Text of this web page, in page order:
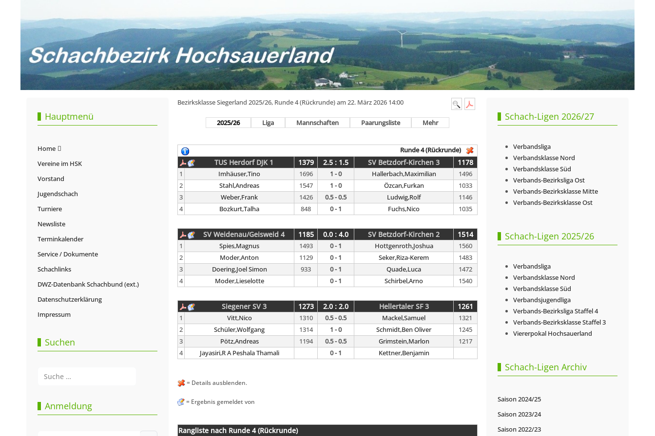
Hauptmenü
Home
Vereine im HSK
Vorstand
Jugendschach
Turniere
Newsliste
Terminkalender
Service / Dokumente
Schachlinks
DWZ-Datenbank Schachbund (ext.)
Datenschutzerklärung
Impressum
Suchen
Anmeldung
Bezirksklasse Siegerland 2025/26, Runde 4 (Rückrunde) am 22. März 2026 14:00
2025/26 Liga Mannschaften Paarungsliste Mehr
Runde 4 (Rückrunde)
TUS Herdorf DJK 1 1379 2.5 : 1.5 SV Betzdorf-Kirchen 3 1178
1 Imhäuser,Tino 1696 1 - 0 Hallerbach,Maximilian
1496
2
Stahl,Andreas 1547 1 - 0 Özcan,Furkan
1033
3
Weber,Frank 1426 0.5 - 0.5 Ludwig,Rolf
1146
4
Bozkurt,Talha 848 0 - 1 Fuchs,Nico 1035
SV Weidenau/Geisweid 4 1185 0.0 : 4.0 SV Betzdorf-Kirchen 2 1514
1 Spies,Magnus 1493 0 - 1 Hottgenroth,Joshua
1560
2
Moder,Anton 1129 0 - 1 Seker,Riza-Kerem
1483
3
Doering,Joel Simon 933 0 - 1 Quade,Luca
1472
4
Moder,Lieselotte 0 - 1 Schirbel,Arno 1540
Siegener SV 3 1273 2.0 : 2.0 Hellertaler SF 3 1261
1 Vitt,Nico 1310 0.5 - 0.5 Mackel,Samuel
1321
2
Schüler,Wolfgang 1314 1 - 0 Schmidt,Ben Oliver
1245
3
Pötz,Andreas 1194 0.5 - 0.5 Grimstein,Marlon
1217
4
Jayasiri,R A Peshala Thamali 0 - 1 Kettner,Benjamin
= Details ausblenden.
= Ergebnis gemeldet von
Rangliste nach Runde 4 (Rückrunde)
Schach-Ligen 2026/27
Verbandsliga
Verbandsklasse Nord
Verbandsklasse Süd
Verbands-Bezirksliga Ost
Verbands-Bezirksklasse Mitte
Verbands-Bezirksklasse Ost
Schach-Ligen 2025/26
Verbandsliga
Verbandsklasse Nord
Verbandsklasse Süd
Verbandsjugendliga
Verbands-Bezirksliga Staffel 4
Verbands-Bezirksklasse Staffel 3
Viererpokal Hochsauerland
Schach-Ligen Archiv
Saison 2024/25
Saison 2023/24
Saison 2022/23